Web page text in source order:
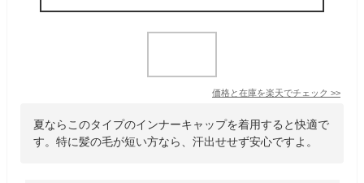
価格と在庫を楽天でチェック >>
夏ならこのタイプのインナーキャップを着用すると快適で
す。特に髪の毛が短い方なら、汗出せせず安心ですよ。